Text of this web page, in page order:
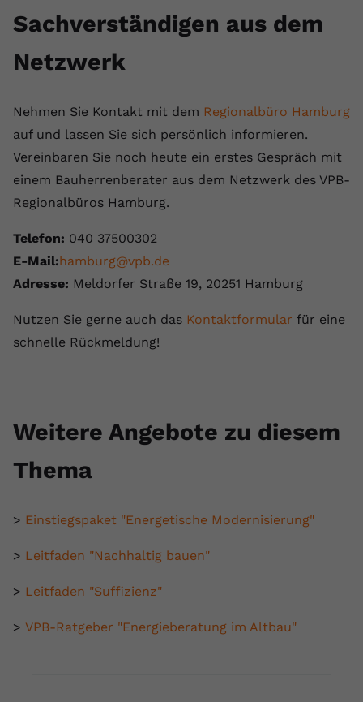
Sachverständigen aus dem
Netzwerk
Nehmen Sie Kontakt mit dem Regionalbüro Hamburg
auf und lassen Sie sich persönlich informieren.
Vereinbaren Sie noch heute ein erstes Gespräch mit
einem Bauherrenberater aus dem Netzwerk des VPB-
Regionalbüros Hamburg.
Telefon: 040 37500302
E-Mail:hamburg@vpb.de
Adresse: Meldorfer Straße 19, 20251 Hamburg
Nutzen Sie gerne auch das Kontaktformular für eine
schnelle Rückmeldung!
Weitere Angebote zu diesem
Thema
> Einstiegspaket "Energetische Modernisierung"
> Leitfaden "Nachhaltig bauen"
> Leitfaden "Suffizienz"
> VPB-Ratgeber "Energieberatung im Altbau"